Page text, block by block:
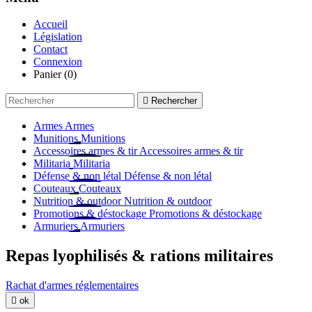
Accueil
Législation
Contact
Connexion
Panier (0)
 Rechercher
Armes Armes
Munitions Munitions
Accessoires armes & tir Accessoires armes & tir
Militaria Militaria
Défense & non létal Défense & non létal
Couteaux Couteaux
Nutrition & outdoor Nutrition & outdoor
Promotions & déstockage Promotions & déstockage
Armuriers Armuriers
Repas lyophilisés & rations militaires
Rachat d'armes réglementaires
 ok